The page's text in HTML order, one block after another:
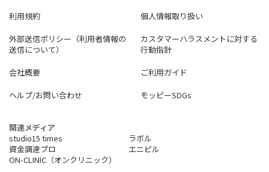
利用規約
個人情報取り扱い
外部送信ポリシー（利用者情報の
送信について）
カスタマーハラスメントに対する
行動指針
会社概要
ご利用ガイド
ヘルプ/お問い合わせ
モッピーSDGs
関連メディア
studio15 times
ラボル
資金調達プロ
エニピル
ON-CLINIC（オンクリニック）